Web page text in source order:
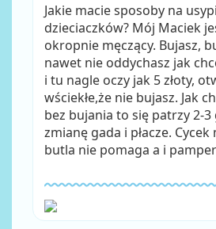
Jakie macie sposoby na
dzieciaczków? Mój Maciek
okropnie męczący. Bujasz,
nawet nie oddychasz jak
i tu nagle oczy jak 5 złoty,
wściekłe,że nie bujasz. Jak
bez bujania to się patrzy 2-3
zmianę gada i płacze.
butla nie pomaga a i